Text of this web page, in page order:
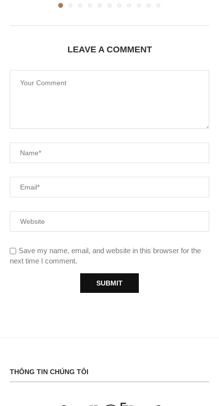
LEAVE A COMMENT
Save my name, email, and website in this browser for the
next time I comment.
THÔNG TIN CHÚNG TÔI